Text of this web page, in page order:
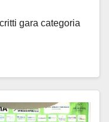
gara categoria